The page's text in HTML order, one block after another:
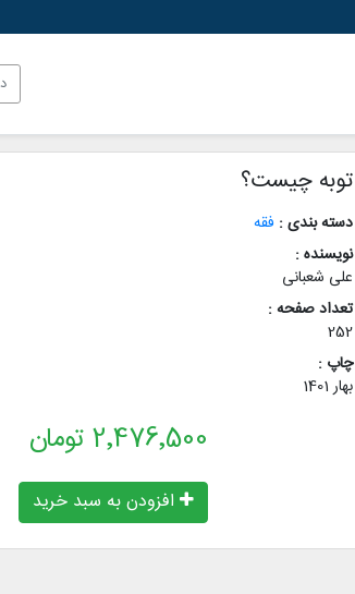
توبه چیست؟
دسته بندی : فقه
نویسنده :
علی شعبانی
تعداد صفحه :
252
چاپ :
بهار 1401
2٬476٬500 تومان
افزودن به سبد خرید